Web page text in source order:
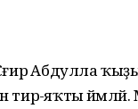
Абдулла
яҡты